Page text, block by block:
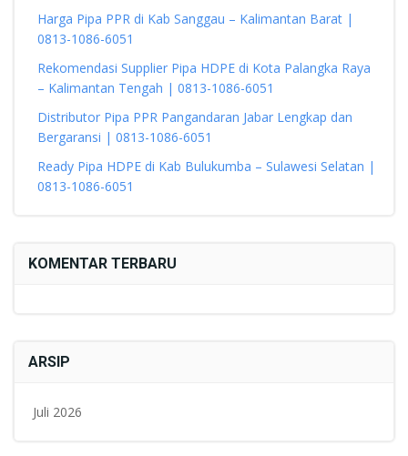
Harga Pipa PPR di Kab Sanggau – Kalimantan Barat |
0813-1086-6051
Rekomendasi Supplier Pipa HDPE di Kota Palangka Raya
– Kalimantan Tengah | 0813-1086-6051
Distributor Pipa PPR Pangandaran Jabar Lengkap dan
Bergaransi | 0813-1086-6051
Ready Pipa HDPE di Kab Bulukumba – Sulawesi Selatan |
0813-1086-6051
KOMENTAR TERBARU
ARSIP
Juli 2026